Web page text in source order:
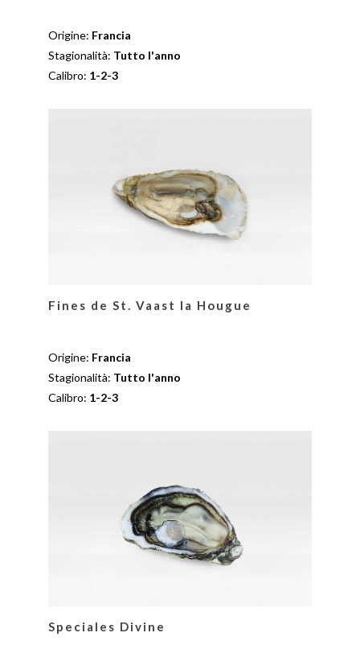
Origine: Francia
Stagionalità: Tutto l'anno
Calibro: 1-2-3
Fines de St. Vaast la Hougue
Origine: Francia
Stagionalità: Tutto l'anno
Calibro: 1-2-3
Speciales Divine